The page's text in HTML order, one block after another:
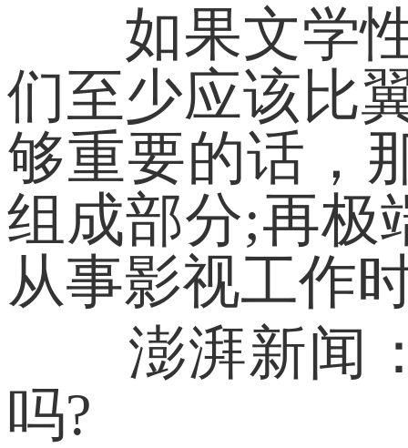
如果文学性
们至少应该比
够重要的话，
组成部分;再极
从事影视工作
澎湃新闻：
吗?